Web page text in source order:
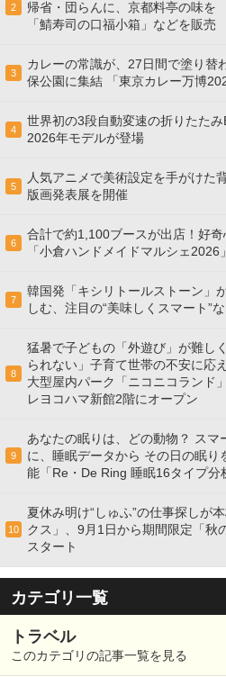
2
帰省・団らんに、京都料亭の味
「鯖寿司の口福小箱」などを販売
3
カレーの常識が、27日間で塗り替
保公園に集結 「東京カレー万博
4
世界初の3段自動変速の折りたた
2026年モデルが登場
5
人気アニメで美術設定を手がけた
版画発表展を開催
6
合計で約1,100ブースが出店！好
「小倉ハンドメイドマルシェ
7
韓国発「キシリトールストーン」
しむ、注目の“美味しくスマート”
8
猛暑で子どもの「外遊び」が難し
られない」子育て世帯の不安に
大型屋内パーク「ニコニコラン
レヨコハマ新館2階にオープン
9
あなたの眠りは、どの動物？ スマ
に、睡眠データから その日の眠
能「Re・De Ring 睡眠16タイプ分
10
夏休み明け“しゅふ”の仕事探しが
クス」、9月1日から期間限定「秋
スタート
カテゴリ一覧
トラベル
このカテゴリの記事一覧を見る